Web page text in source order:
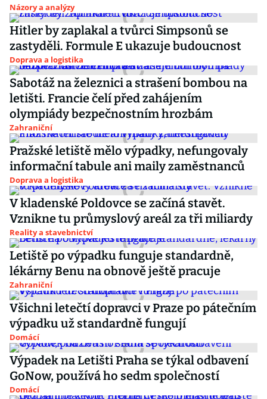
Názory a analýzy
Hitler by zaplakal a tvůrci Simpsonů se
zastyděli. Formule E ukazuje budoucnost
Doprava a logistika
Sabotáž na železnici a strašení bombou na
letišti. Francie čelí před zahájením
olympiády bezpečnostním hrozbám
Zahraniční
Pražské letiště mělo výpadky, nefungovaly
informační tabule ani maily zaměstnanců
Doprava a logistika
V kladenské Poldovce se začíná stavět.
Vznikne tu průmyslový areál za tři miliardy
Reality a stavebnictví
Letiště po výpadku funguje standardně,
lékárny Benu na obnově ještě pracuje
Zahraniční
Všichni letečtí dopravci v Praze po pátečním
výpadku už standardně fungují
Domácí
Výpadek na Letišti Praha se týkal odbavení
GoNow, používá ho sedm společností
Domácí